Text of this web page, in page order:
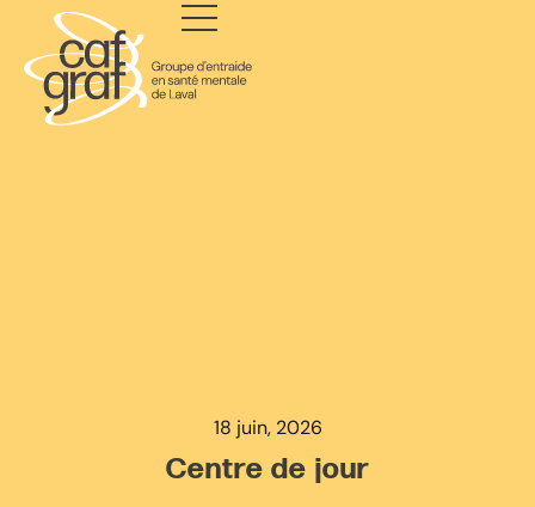
18 juin, 2026
Centre de jour